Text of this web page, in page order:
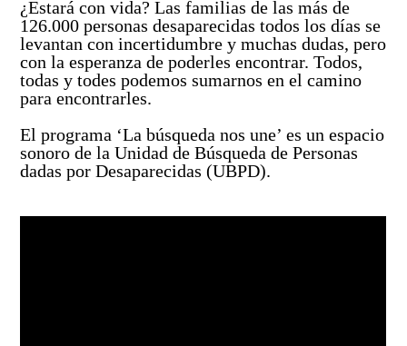
Así avanzamos
Mapa de personas buscadoras según solicitudes de
búsqueda
Generación de conocimiento para la búsqueda
¿Estará con vida? Las familias de las más de
126.000 personas desaparecidas todos los días se
levantan con incertidumbre y muchas dudas, pero
con la esperanza de poderles encontrar. Todos,
todas y todes podemos sumarnos en el camino
para encontrarles.
El programa ‘La búsqueda nos une’ es un espacio
sonoro de la Unidad de Búsqueda de Personas
dadas por Desaparecidas (UBPD).